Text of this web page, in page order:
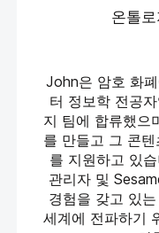
온톨
John은 암호 화
터 정보학 전공
지 팀에 합류했으
를 만들고 그 콘
를 지원하고 있
관리자 및
경험을 갖고 있
세계에 전파하기